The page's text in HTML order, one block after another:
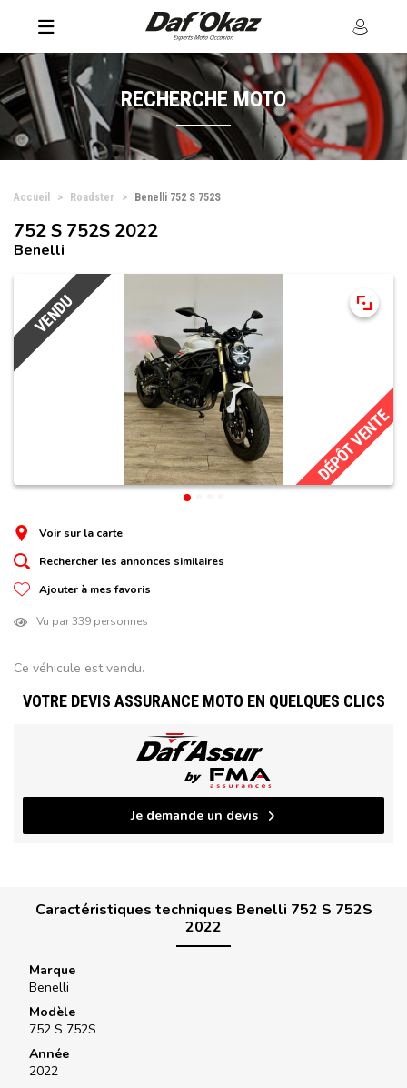
RECHERCHE MOTO
Accueil Roadster Benelli 752 S 752S
VENDU
DÉPÔT VENTE
752 S 752S 2022
Benelli
Voir sur la carte
Rechercher les annonces similaires
Ajouter à mes favoris
Vu par 339 personnes
Ce véhicule est vendu.
VOTRE DEVIS ASSURANCE MOTO EN QUELQUES CLICS
Je demande un devis
Caractéristiques techniques Benelli 752 S 752S
2022
Marque
Benelli
Modèle
752 S 752S
Année
2022